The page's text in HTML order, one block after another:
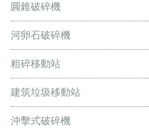
圓錐破碎機
河卵石破碎機
粗碎移動站
建筑垃圾移動站
沖擊式破碎機